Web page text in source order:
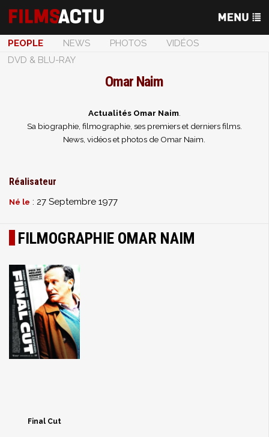
PEOPLE NEWS PHOTOS
VIDÉOS
DVD & BLU-RAY
Omar Naim
Actualités Omar Naim.
Sa biographie, filmographie, ses premiers et derniers films.
News, vidéos et photos de Omar Naim.
Réalisateur
Né le : 27 Septembre 1977
FILMOGRAPHIE OMAR NAIM
Final Cut